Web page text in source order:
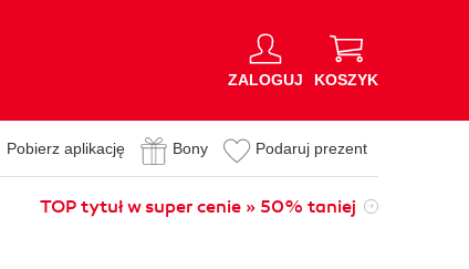
ZALOGUJ KOSZYK
Pobierz aplikację Bony Podaruj prezent
TOP tytuł w super cenie » 50% taniej